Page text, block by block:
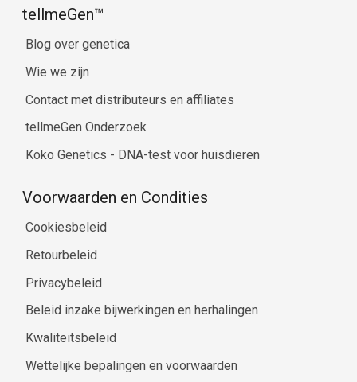
tellmeGen™
Blog over genetica
Wie we zijn
Contact met distributeurs en affiliates
tellmeGen Onderzoek
Koko Genetics - DNA-test voor huisdieren
Voorwaarden en Condities
Cookiesbeleid
Retourbeleid
Privacybeleid
Beleid inzake bijwerkingen en herhalingen
Kwaliteitsbeleid
Wettelijke bepalingen en voorwaarden